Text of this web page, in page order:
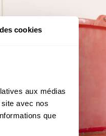
cookies
aux médias
avec nos
que